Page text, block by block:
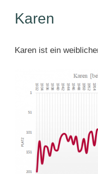
Karen
Karen ist ein